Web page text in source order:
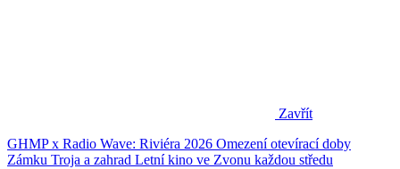
Zavřít
GHMP x Radio Wave: Riviéra 2026 Omezení otevírací doby
Zámku Troja a zahrad Letní kino ve Zvonu každou středu